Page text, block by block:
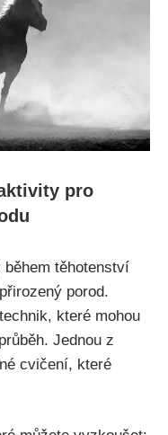
pro
těhotenství
porod.‍
které mohou
Jednou z
⁣cvičení, které